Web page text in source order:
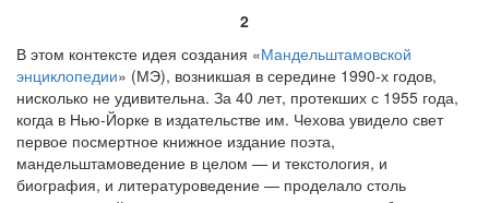
2
В этом контексте идея создания «Мандельштамовской
энциклопедии» (МЭ), возникшая в середине 1990-х годов,
нисколько не удивительна. За 40 лет, протекших с 1955 года,
когда в Нью-Йорке в издательстве им. Чехова увидело свет
первое посмертное книжное издание поэта,
мандельштамоведение в целом — и текстология, и
биография, и литературоведение — проделало столь